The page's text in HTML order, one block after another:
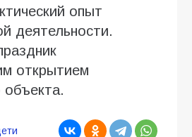
опыт
деятельности.
открытием
объекта.